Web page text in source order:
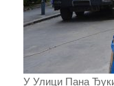
У Улици Пана